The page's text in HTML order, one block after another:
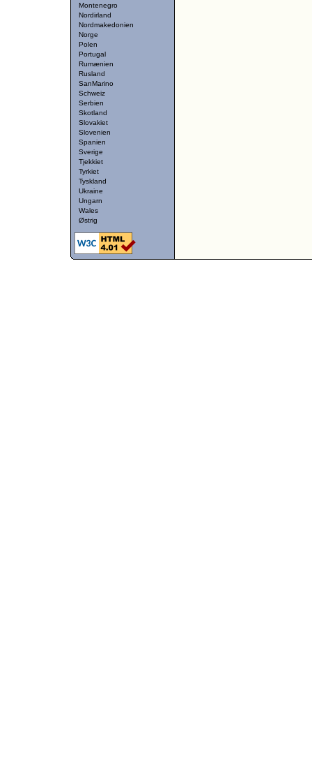
Montenegro
Nordirland
Nordmakedonien
Norge
Polen
Portugal
Rumænien
Rusland
SanMarino
Schweiz
Serbien
Skotland
Slovakiet
Slovenien
Spanien
Sverige
Tjekkiet
Tyrkiet
Tyskland
Ukraine
Ungarn
Wales
Østrig